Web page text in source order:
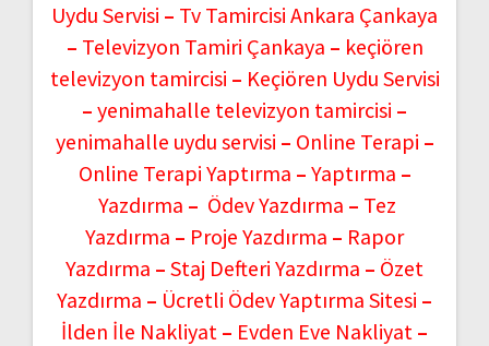
Uydu Servisi – Tv Tamircisi Ankara Çankaya
– Televizyon Tamiri Çankaya – keçiören
televizyon tamircisi – Keçiören Uydu Servisi
– yenimahalle televizyon tamircisi –
yenimahalle uydu servisi – Online Terapi –
Online Terapi Yaptırma – Yaptırma –
Yazdırma – Ödev Yazdırma – Tez
Yazdırma – Proje Yazdırma – Rapor
Yazdırma – Staj Defteri Yazdırma – Özet
Yazdırma – Ücretli Ödev Yaptırma Sitesi –
İlden İle Nakliyat – Evden Eve Nakliyat –